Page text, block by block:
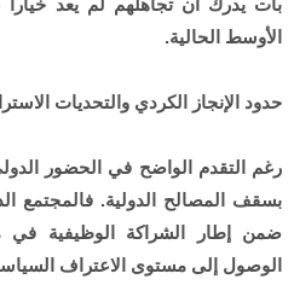
الأوسط الحالية.
حدود الإنجاز الكردي والتحديات
رغم التقدم الواضح في الحضور
بسقف المصالح الدولية. فالمجتمع
ضمن إطار الشراكة الوظيفية في
الوصول إلى مستوى الاعتراف